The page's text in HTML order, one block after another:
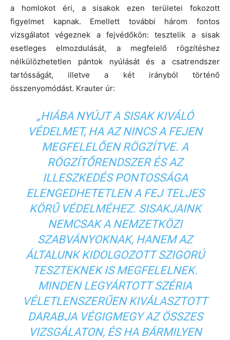
a homlokot éri, a sisakok ezen területei fokozott
figyelmet kapnak. Emellett további három fontos
vizsgálatot végeznek a fejvédőkön: tesztelik a sisak
esetleges elmozdulását, a megfelelő rögzítéshez
nélkülözhetetlen pántok nyúlását és a csatrendszer
tartósságát, illetve a két irányból történő
összenyomódást. Krauter úr:
„HIÁBA NYÚJT A SISAK KIVÁLÓ
VÉDELMET, HA AZ NINCS A FEJEN
MEGFELELŐEN RÖGZÍTVE. A
RÖGZÍTŐRENDSZER ÉS AZ
ILLESZKEDÉS PONTOSSÁGA
ELENGEDHETETLEN A FEJ TELJES
KÖRŰ VÉDELMÉHEZ. SISAKJAINK
NEMCSAK A NEMZETKÖZI
SZABVÁNYOKNAK, HANEM AZ
ÁLTALUNK KIDOLGOZOTT SZIGORÚ
TESZTEKNEK IS MEGFELELNEK.
MINDEN LEGYÁRTOTT SZÉRIA
VÉLETLENSZERŰEN KIVÁLASZTOTT
DARABJA VÉGIGMEGY AZ ÖSSZES
VIZSGÁLATON, ÉS HA BÁRMILYEN